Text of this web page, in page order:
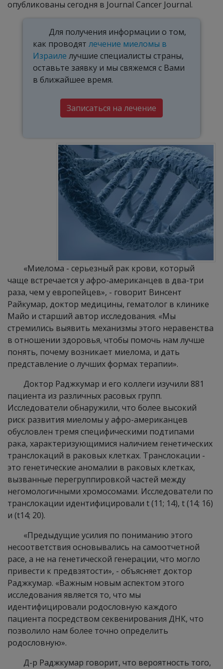
опубликованы сегодня в Journal Cancer Journal.
Для получения информации о том,
как проводятлечение миеломы в
Израиле лучшие специалисты страны,
оставьте заявку и мы свяжемся с Вами
в ближайшее время.
Записаться на лечение
«Миелома - серьезный рак крови, который
чаще встречается у афро-американцев в два-три
раза, чем у европейцев», - говорит Винсент
Райкумар, доктор медицины, гематолог в клинике
Майо и старший автор исследования. «Мы
стремились выявить механизмы этого неравенства
в отношении здоровья, чтобы помочь нам лучше
понять, почему возникает миелома, и дать
представление о лучших формах терапии».
Доктор Раджкумар и его коллеги изучили 881
пациента из различных расовых групп.
Исследователи обнаружили, что более высокий
риск развития миеломы у афро-американцев
обусловлен тремя специфическими подтипами
рака, характеризующимися наличием генетических
транслокаций в раковых клетках. Транслокации -
это генетические аномалии в раковых клетках,
вызванные перегруппировкой частей между
негомологичными хромосомами. Исследователи по
транслокации идентифицировали t (11; 14), t (14; 16)
и (t14; 20).
«Предыдущие усилия по пониманию этого
несоответствия основывались на самоотчетной
расе, а не на генетической генерации, что могло
привести к предвзятости», - объясняет доктор
Раджкумар. «Важным новым аспектом этого
исследования является то, что мы
идентифицировали родословную каждого
пациента посредством секвенирования ДНК, что
позволило нам более точно определить
родословную».
Д-р Раджкумар говорит, что вероятность того,